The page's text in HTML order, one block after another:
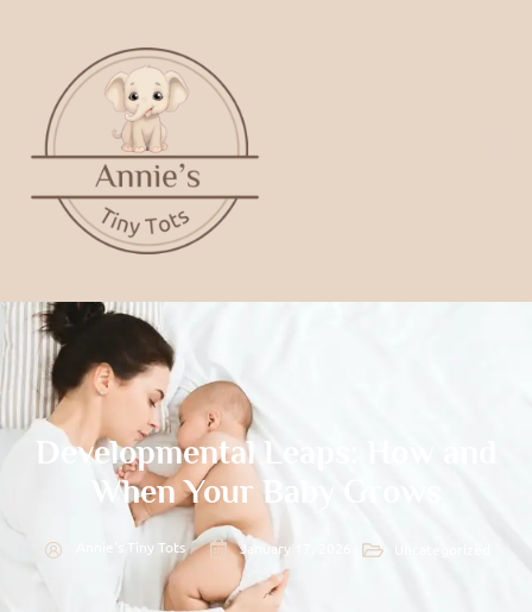
Developmental Leaps: How and
When Your Baby Grows
Annie's Tiny Tots January 17, 2026